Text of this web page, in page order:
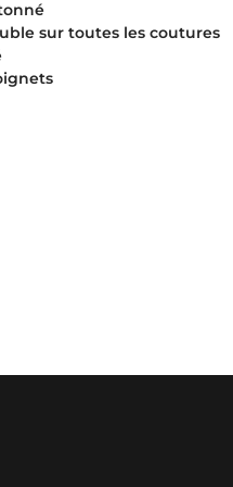
sur toutes les coutures